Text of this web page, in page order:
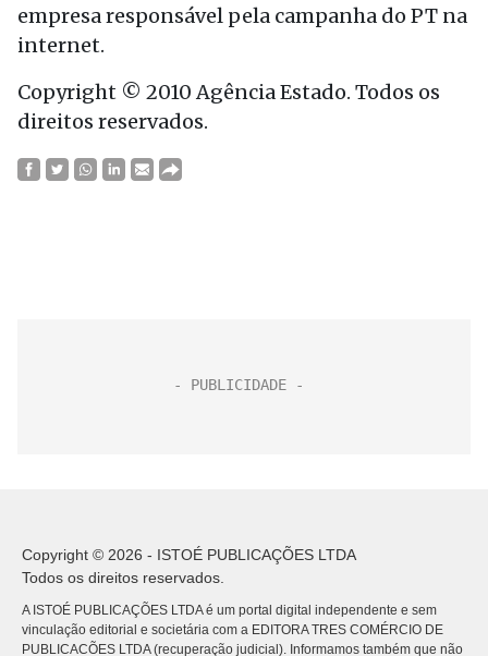
empresa responsável pela campanha do PT na
internet.
Copyright © 2010 Agência Estado. Todos os
direitos reservados.
Copyright © 2026 - ISTOÉ PUBLICAÇÕES LTDA
Todos os direitos reservados.
A ISTOÉ PUBLICAÇÕES LTDA é um portal digital independente e sem
vinculação editorial e societária com a EDITORA TRES COMÉRCIO DE
PUBLICACÕES LTDA (recuperação judicial). Informamos também que não